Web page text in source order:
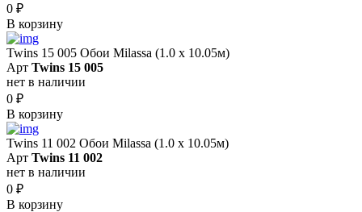
0 ₽
В корзину
Twins 15 005 Обои Milassa (1.0 х 10.05м)
Арт Twins 15 005
нет в наличии
0 ₽
В корзину
Twins 11 002 Обои Milassa (1.0 х 10.05м)
Арт Twins 11 002
нет в наличии
0 ₽
В корзину